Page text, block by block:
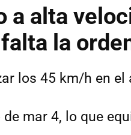
a alta
la
los 45 km/h en el
mar 4, lo que